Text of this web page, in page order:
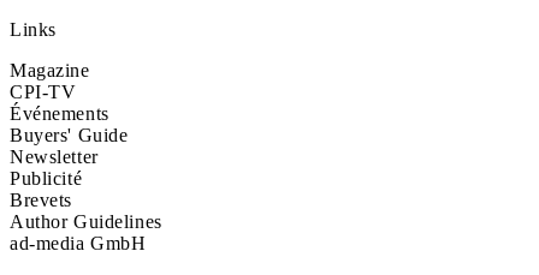
Links
Magazine
CPI-TV
Événements
Buyers' Guide
Newsletter
Publicité
Brevets
Author Guidelines
ad-media GmbH